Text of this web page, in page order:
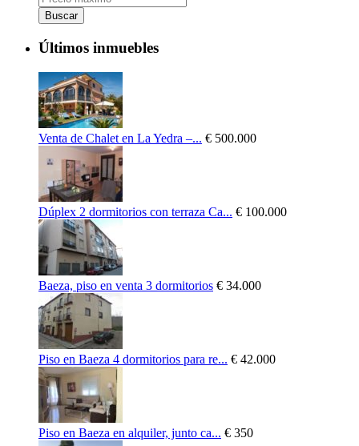
Buscar
Últimos inmuebles
Venta de Chalet en La Yedra –... € 500.000
Dúplex 2 dormitorios con terraza Ca... € 100.000
Baeza, piso en venta 3 dormitorios € 34.000
Piso en Baeza 4 dormitorios para re... € 42.000
Piso en Baeza en alquiler, junto ca... € 350